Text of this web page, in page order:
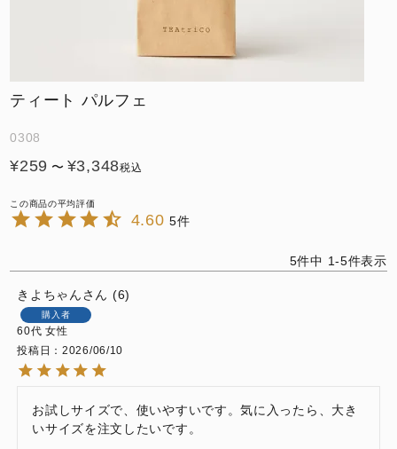
ティート パルフェ
0308
¥259 〜 ¥3,348税込
4.60 5
5件中 1-5件表示
きよちゃん 6
購入者
60代 女性
投稿日
2026/06/10
お試しサイズで、使いやすいです。気に入ったら、大き
いサイズを注文したいです。